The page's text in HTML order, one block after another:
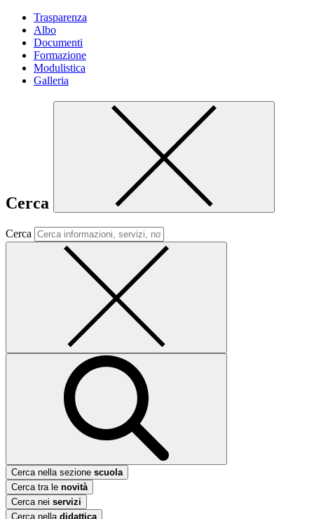
Trasparenza
Albo
Documenti
Formazione
Modulistica
Galleria
Cerca
Cerca
Cerca nella sezione scuola
Cerca tra le novità
Cerca nei servizi
Cerca nella didattica